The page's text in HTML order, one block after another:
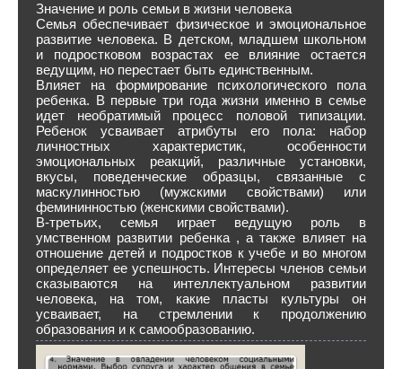
Значение и роль семьи в жизни человека
Семья обеспечивает физическое и эмоциональное
развитие человека. В детском, младшем школьном
и подростковом возрастах ее влияние остается
ведущим, но перестает быть единственным.
Влияет на формирование психологического пола
ребенка. В первые три года жизни именно в семье
идет необратимый процесс половой типизации.
Ребенок усваивает атрибуты его пола: набор
личностных характеристик, особенности
эмоциональных реакций, различные установки,
вкусы, поведенческие образцы, связанные с
маскулинностью (мужскими свойствами) или
фемининностью (женскими свойствами).
В-третьих, семья играет ведущую роль в
умственном развитии ребенка , а также влияет на
отношение детей и подростков к учебе и во многом
определяет ее успешность. Интересы членов семьи
сказываются на интеллектуальном развитии
человека, на том, какие пласты культуры он
усваивает, на стремлении к продолжению
образования и к самообразованию.